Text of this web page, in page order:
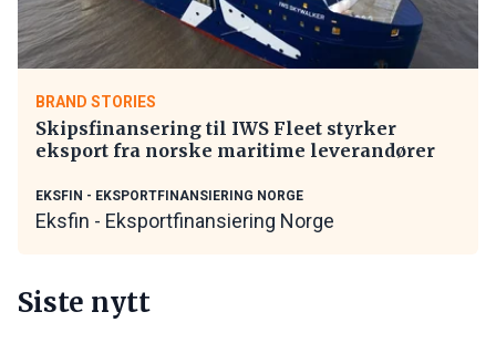
BRAND STORIES
Skipsfinansering til IWS Fleet styrker
eksport fra norske maritime leverandører
EKSFIN - EKSPORTFINANSIERING NORGE
Eksfin - Eksportfinansiering Norge
Siste nytt